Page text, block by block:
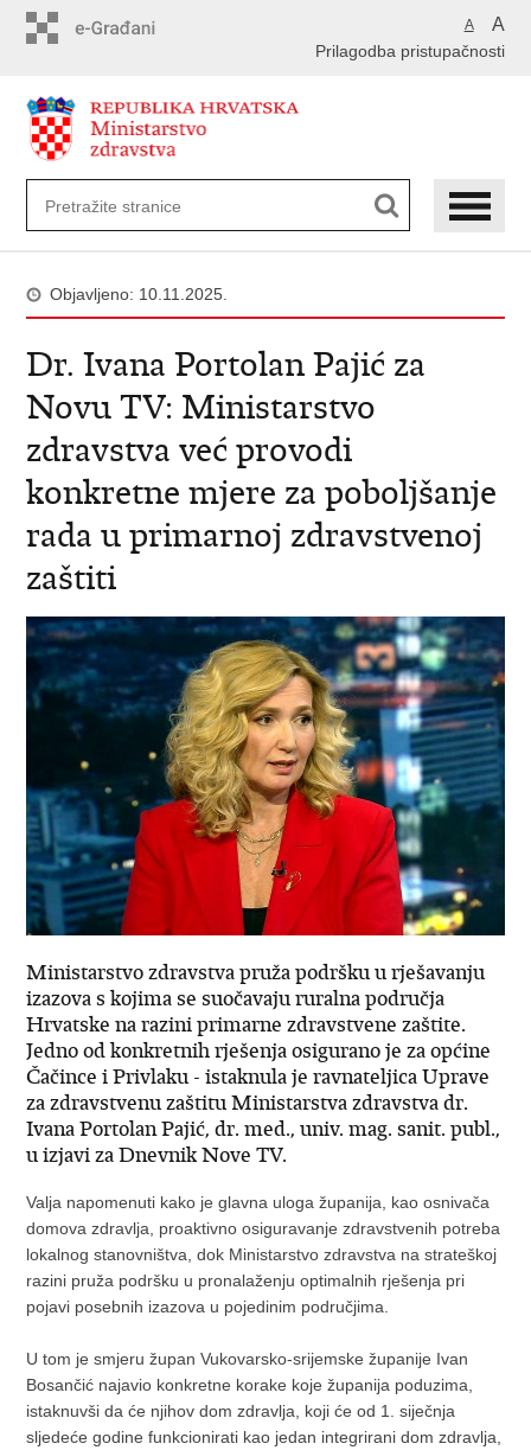
A A
Prilagodba pristupačnosti
Objavljeno: 10.11.2025.
Dr. Ivana Portolan Pajić za
Novu TV: Ministarstvo
zdravstva već provodi
konkretne mjere za poboljšanje
rada u primarnoj zdravstvenoj
zaštiti
Ministarstvo zdravstva pruža podršku u rješavanju
izazova s kojima se suočavaju ruralna područja
Hrvatske na razini primarne zdravstvene zaštite.
Jedno od konkretnih rješenja osigurano je za općine
Čačince i Privlaku - istaknula je ravnateljica Uprave
za zdravstvenu zaštitu Ministarstva zdravstva dr.
Ivana Portolan Pajić, dr. med., univ. mag. sanit. publ.,
u izjavi za Dnevnik Nove TV.
Valja napomenuti kako je glavna uloga županija, kao osnivača
domova zdravlja, proaktivno osiguravanje zdravstvenih potreba
lokalnog stanovništva, dok Ministarstvo zdravstva na strateškoj
razini pruža podršku u pronalaženju optimalnih rješenja pri
pojavi posebnih izazova u pojedinim područjima.
U tom je smjeru župan Vukovarsko-srijemske županije Ivan
Bosančić najavio konkretne korake koje županija poduzima,
istaknuvši da će njihov dom zdravlja, koji će od 1. siječnja
sljedeće godine funkcionirati kao jedan integrirani dom zdravlja,